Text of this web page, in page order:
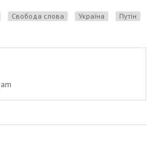
свобода слова Україна
Путін